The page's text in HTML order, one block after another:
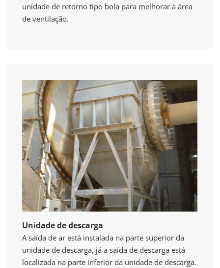
unidade de retorno tipo bola para melhorar a área
de ventilação.
Unidade de descarga
A saída de ar está instalada na parte superior da
unidade de descarga, já a saída de descarga está
localizada na parte inferior da unidade de descarga.